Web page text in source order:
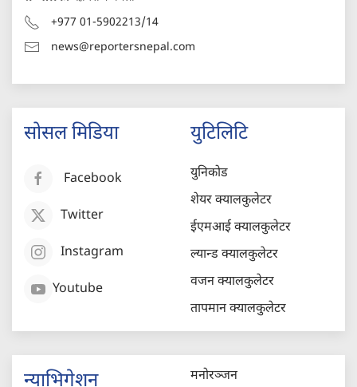
+977 01-5902213/14
news@reportersnepal.com
सोसल मिडिया
Facebook
Twitter
Instagram
Youtube
युटिलिटि
युनिकोड
शेयर क्यालकुलेटर
ईएमआई क्यालकुलेटर
ल्यान्ड क्यालकुलेटर
वजन क्यालकुलेटर
तापमान क्यालकुलेटर
न्याभिगेशन मनोरञ्जन